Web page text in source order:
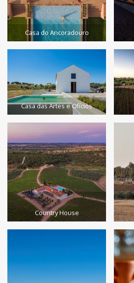
Casa do Ancoradouro
Casa das Artes e Ofícios
Country House